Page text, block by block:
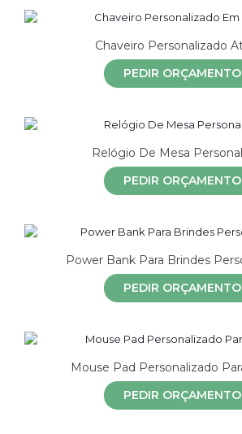
Chaveiro Personalizado
PEDIR ORÇAMENTO
Relógio De Mesa
PEDIR ORÇAMENTO
Power Bank Para Brindes
PEDIR ORÇAMENTO
Mouse Pad Personalizado
PEDIR ORÇAMENTO